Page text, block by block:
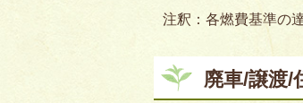
注釈：各燃費基準の
廃車/譲渡/